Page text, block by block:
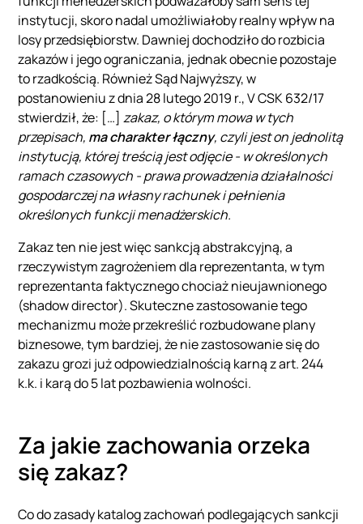
instytucji, skoro nadal umożliwiałoby realny wpływ na
losy przedsiębiorstw. Dawniej dochodziło do rozbicia
zakazów i jego ograniczania, jednak obecnie pozostaje
to rzadkością. Również Sąd Najwyższy, w
postanowieniu z dnia 28 lutego 2019 r., V CSK 632/17
stwierdził, że: […]zakaz, o którym mowa w tych
przepisach, ma charakter łączny, czyli jest on jednolitą
instytucją, której treścią jest odjęcie - w określonych
ramach czasowych - prawa prowadzenia działalności
gospodarczej na własny rachunek i pełnienia
określonych funkcji menadżerskich.
Zakaz ten nie jest więc sankcją abstrakcyjną, a
rzeczywistym zagrożeniem dla reprezentanta, w tym
reprezentanta faktycznego chociaż nieujawnionego
(shadow director). Skuteczne zastosowanie tego
mechanizmu może przekreślić rozbudowane plany
biznesowe, tym bardziej, że nie zastosowanie się do
zakazu grozi już odpowiedzialnością karną z art. 244
k.k. i karą do 5 lat pozbawienia wolności.
Za jakie zachowania orzeka
się zakaz?
Co do zasady katalog zachowań podlegających sankcji